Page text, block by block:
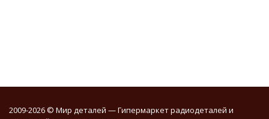
2009-2026 © Мир деталей — Гипермаркет радиодеталей и